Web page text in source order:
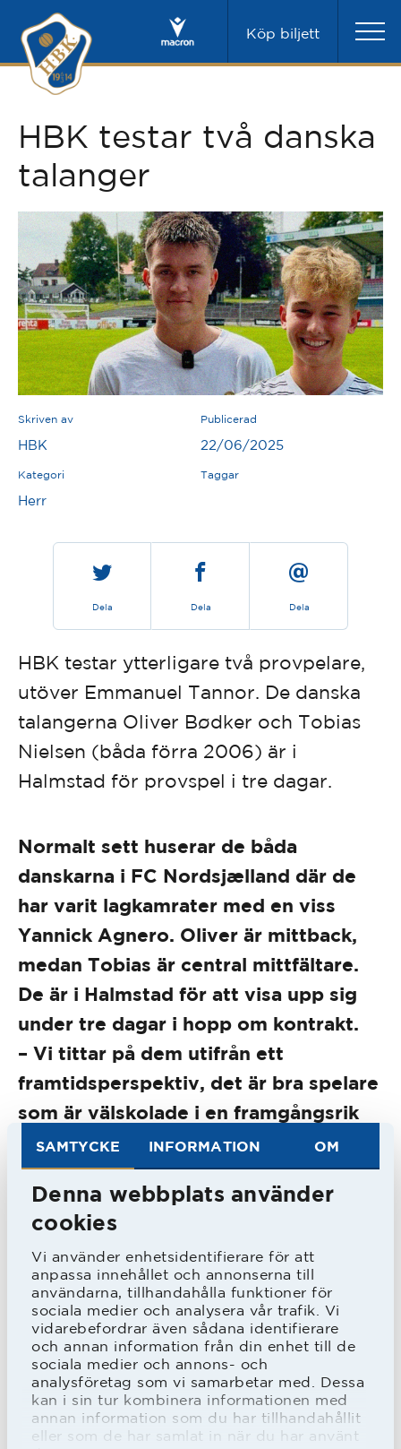
SAMTYCKE INFORMATION OM
Denna webbplats använder
cookies
Vi använder enhetsidentifierare för att
anpassa innehållet och annonserna till
användarna, tillhandahålla funktioner för
sociala medier och analysera vår trafik. Vi
vidarebefordrar även sådana identifierare
och annan information från din enhet till de
sociala medier och annons- och
analysföretag som vi samarbetar med. Dessa
kan i sin tur kombinera informationen med
annan information som du har tillhandahållit
eller som de har samlat in när du har använt
Köp biljett
HBK testar två danska
talanger
Skriven av
HBK
Publicerad
22/06/2025
Kategori
Herr
Taggar
Dela Dela Dela
HBK testar ytterligare två provpelare,
utöver Emmanuel Tannor. De danska
talangerna Oliver Bødker och Tobias
Nielsen (båda förra 2006) är i
Halmstad för provspel i tre dagar.
Normalt sett huserar de båda
danskarna i FC Nordsjælland där de
har varit lagkamrater med en viss
Yannick Agnero. Oliver är mittback,
medan Tobias är central mittfältare.
De är i Halmstad för att visa upp sig
under tre dagar i hopp om kontrakt.
– Vi tittar på dem utifrån ett
framtidsperspektiv, det är bra spelare
som är välskolade i en framgångsrik
dansk akademi, konstaterar Johan
Lindholm, tränare i HBK.
Från FC Nordsjælland finns som
bekant redan Yannick Agnero, är det
möjligen ett mer långtgående
samarbete klubbarna emellan på
gång?
– Vi har inte formaliserat det annat än
att vi har bra kontakter och det finns
många talanger i Danmark, bara några